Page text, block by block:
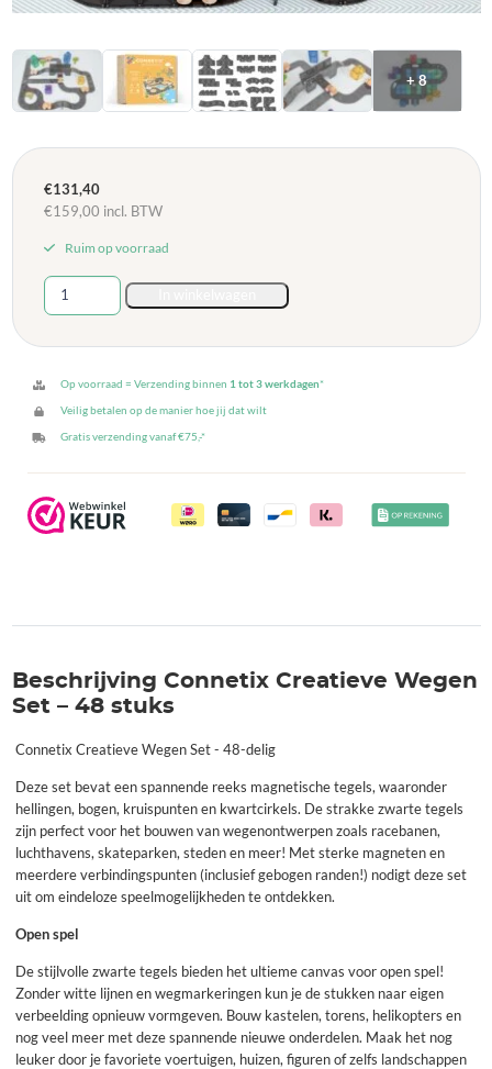
+ 8
€131,40
€159,00 incl. BTW
Ruim op voorraad
Connetix
Creatieve
Set
48
stuks
aantal
Op voorraad = Verzending binnen 1 tot 3 werkdagen*
Veilig betalen op de manier hoe jij dat wilt
Gratis verzending vanaf €75,-*
Beschrijving Connetix Creatieve Wegen
Set – 48 stuks
Connetix Creatieve Wegen Set - 48-delig
Deze set bevat een spannende reeks magnetische tegels, waaronder
hellingen, bogen, kruispunten en kwartcirkels. De strakke zwarte tegels
zijn perfect voor het bouwen van wegenontwerpen zoals racebanen,
luchthavens, skateparken, steden en meer! Met sterke magneten en
meerdere verbindingspunten (inclusief gebogen randen!) nodigt deze set
uit om eindeloze speelmogelijkheden te ontdekken.
Open spel
De stijlvolle zwarte tegels bieden het ultieme canvas voor open spel!
Zonder witte lijnen en wegmarkeringen kun je de stukken naar eigen
verbeelding opnieuw vormgeven. Bouw kastelen, torens, helikopters en
nog veel meer met deze spannende nieuwe onderdelen. Maak het nog
leuker door je favoriete voertuigen, huizen, figuren of zelfs landschappen